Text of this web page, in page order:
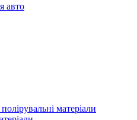
авто
матеріали